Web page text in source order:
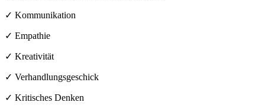
✓ Kommunikation
✓ Empathie
✓ Kreativität
✓ Verhandlungsgeschick
✓ Kritisches Denken